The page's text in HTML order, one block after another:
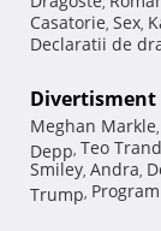
Casatorie, Sex,
Declaratii de
Divertisment
Meghan Markle,
Depp, Teo
Smiley, Andra,
Trump,